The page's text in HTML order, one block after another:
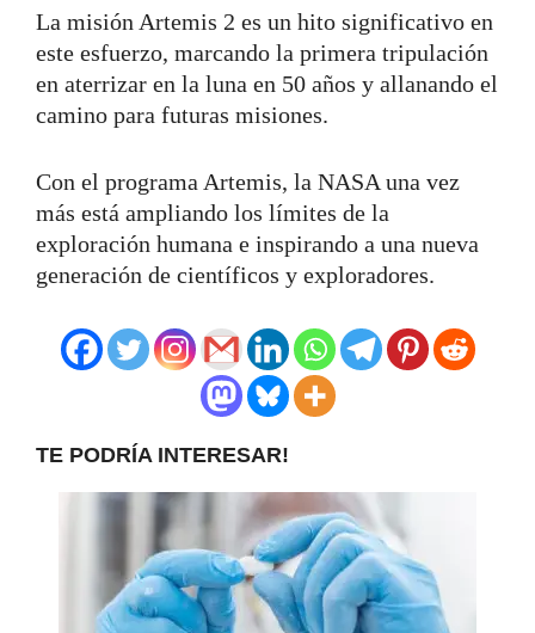
La misión Artemis 2 es un hito significativo en
este esfuerzo, marcando la primera tripulación
en aterrizar en la luna en 50 años y allanando el
camino para futuras misiones.
Con el programa Artemis, la NASA una vez
más está ampliando los límites de la
exploración humana e inspirando a una nueva
generación de científicos y exploradores.
TE PODRÍA INTERESAR!